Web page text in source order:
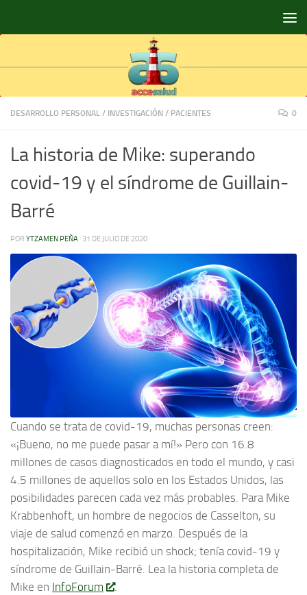
DESARROLLO PERSONAL / INVESTIGACIÓN / PACIENTES 0
La historia de Mike: superando
covid-19 y el síndrome de Guillain-
Barré
POR YTZAMEN PEÑA · 31 DE JULIO DE 2020
Cuando se trata de covid-19, muchas personas creen:
«¡Bueno, no me puede pasar a mí!» Pero con 16.8
millones de casos diagnosticados en todo el mundo, y casi
4.5 millones de aquellos solo en los Estados Unidos, las
posibilidades parecen cada vez más probables. Para Mike
Krabbenhoft, un hombre de negocios de Casselton, su
viaje de salud comenzó en marzo. Después de la
hospitalización, Mike recibió un shock; tenía covid-19 y
síndrome de Guillain-Barré. Lea la historia completa de
Mike en InfoForum .